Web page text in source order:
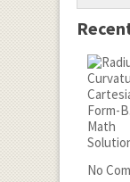
No